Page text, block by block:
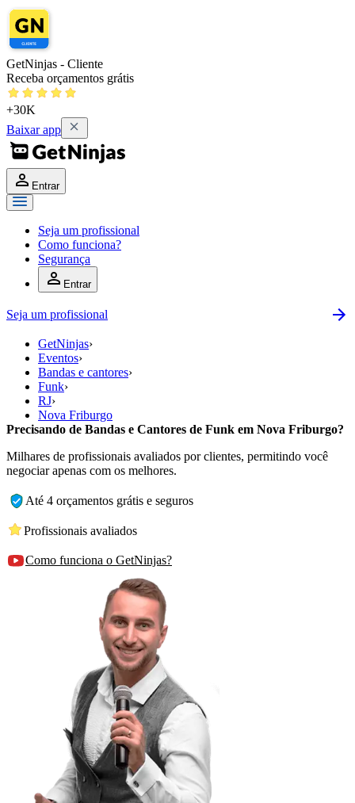
GetNinjas - Cliente
Receba orçamentos grátis
+30K
Baixar app
Entrar
Seja um profissional
Como funciona?
Segurança
Entrar
Seja um profissional
GetNinjas›
Eventos›
Bandas e cantores›
Funk›
RJ›
Nova Friburgo
Precisando de Bandas e Cantores de Funk em Nova Friburgo?
Milhares de profissionais avaliados por clientes, permitindo você
negociar apenas com os melhores.
Até 4 orçamentos grátis e seguros
Profissionais avaliados
Como funciona o GetNinjas?